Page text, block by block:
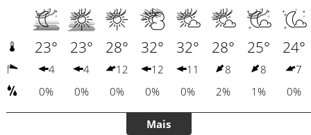
23° 23° 28° 32° 32° 28° 25° 24°
4 4 12 12 11 8 8
7
0%
0% 0% 0% 0% 2% 1% 0%
Mais